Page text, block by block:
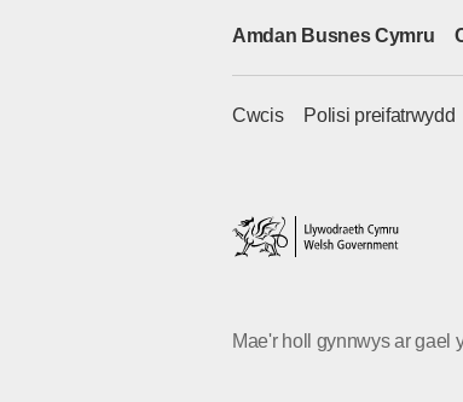
Amdan Busnes Cymru
Cwcis Polisi preifatrwydd
Mae'r holl gynnwys ar gael